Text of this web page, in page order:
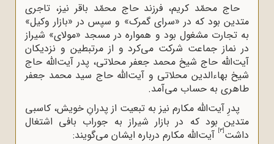
حاج محمّد کریم، فرزند حاج محمّد باقر نیز، تاجری
متدین بود که در «سراى گمرک» و سپس در «بازار وکیل»
به تجارت مشغول بود و همواره در مسجد «مولاى» شیراز
در نماز جماعت شرکت مى‌کرد و از مرتبطین و نزدیکان
آیت‌الله حاج شیخ محمد جعفر محلاتى، پدر آیت‌الله حاج
شیخ بهاءالدین محلاتى و آیت‌الله حاج سید محمد جعفر
طاهرى به حساب مى‌آمد.
پدرِ آیت‌الله‌ مکارم نیز به تبعیت از پدرانِ خویش، کاسبی
متدین بود که در بازار شیراز به جوراب بافی اشتغال
داشت[3] آیت‌الله‌ مکارم درباره ‌ایشان می‌گویند: